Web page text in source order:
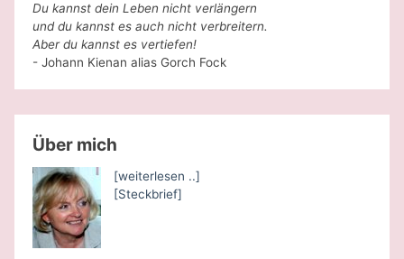
Du kannst dein Leben nicht verlängern
und du kannst es auch nicht verbreitern.
Aber du kannst es vertiefen!
- Johann Kienan alias Gorch Fock
Über mich
[weiterlesen ..]
[Steckbrief]